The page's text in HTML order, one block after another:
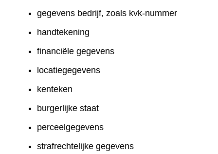
gegevens bedrijf, zoals kvk-nummer
handtekening
financiële gegevens
locatiegegevens
kenteken
burgerlijke staat
perceelgegevens
strafrechtelijke gegevens